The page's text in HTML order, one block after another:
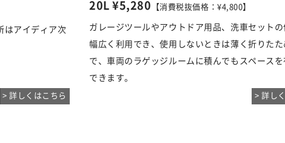
はアイディア次
> 詳しくはこちら
20L ¥5,280 【消費税抜価格：¥4,800】
ガレージツールやアウトドア用品、洗車セット
幅広く利用でき、使用しないときは薄く折りたた
で、車両のラゲッジルームに積んでもスペースを
できます。
> 詳し